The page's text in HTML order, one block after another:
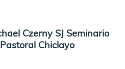
Czerny SJ Seminario
Chiclayo